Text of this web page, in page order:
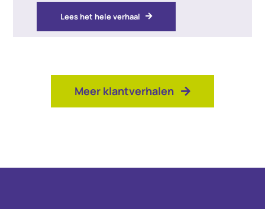
Lees het hele verhaal
Meer klantverhalen